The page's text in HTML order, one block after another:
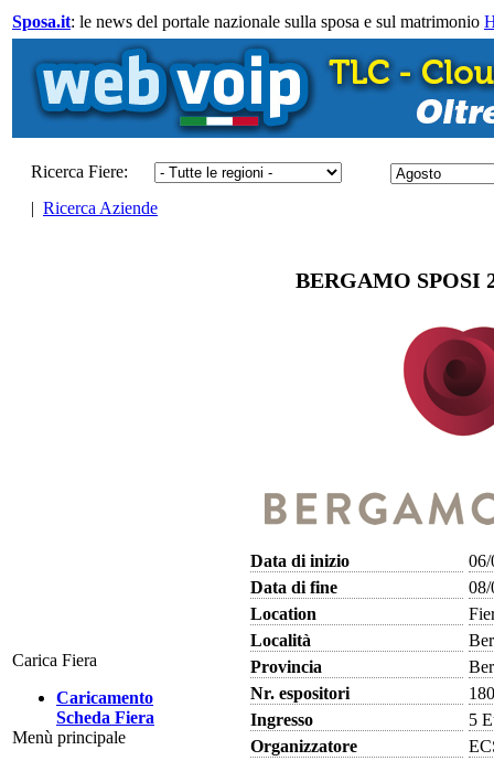
Sposa.it: le news del portale nazionale sulla sposa e sul matrimonio
Ricerca Fiere:
| Ricerca Aziende
Carica Fiera
Caricamento
Scheda Fiera
Menù principale
BERGAMO SPOSI
Data di inizio
06/
Data di fine
08/
Location
Località
Provincia
Nr. espositori
180
Ingresso
5
Organizzatore